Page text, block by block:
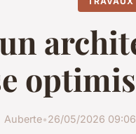
Auberte•26/05/2026 09:06